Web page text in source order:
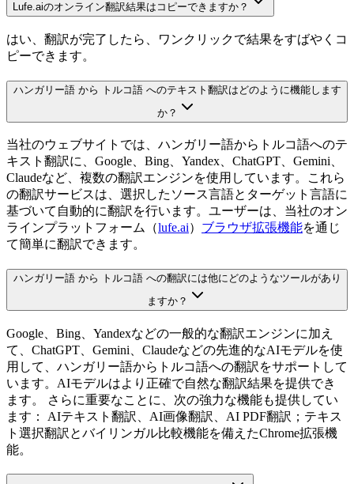
Lufe.aiのオンライン翻訳結果はコピーできますか？
はい、翻訳が完了したら、ワンクリックで結果をすばやくコ
ピーできます。
ハンガリー語 から トルコ語 へのテキスト翻訳はどのように機能します
か？
当社のウェブサイトでは、ハンガリー語からトルコ語へのテ
キスト翻訳に、Google、Bing、Yandex、ChatGPT、Gemini、
Claudeなど、複数の翻訳エンジンを使用しています。これら
の翻訳サービスは、選択したソース言語とターゲット言語に
基づいて自動的に翻訳を行います。ユーザーは、当社のオン
ラインプラットフォーム（lufe.ai） ブラウザ拡張機能を通じ
て簡単に翻訳できます。
ハンガリー語 から トルコ語 への翻訳には他にどのようなツールがあり
ますか？
Google、Bing、Yandexなどの一般的な翻訳エンジンに加え
て、ChatGPT、Gemini、Claudeなどの先進的なAIモデルを使
用して、ハンガリー語からトルコ語への翻訳をサポートして
います。AIモデルはより正確で自然な翻訳結果を提供でき
ます。 さらに重要なことに、次の強力な機能も提供してい
ます： AIテキスト翻訳、AI画像翻訳、AI PDF翻訳；テキス
ト選択翻訳とバイリンガル比較機能を備えたChrome拡張機
能。